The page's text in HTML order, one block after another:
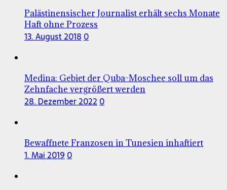
Palästinensischer Journalist erhält sechs Monate
Haft ohne Prozess
13. August 2018 0
Medina: Gebiet der Quba-Moschee soll um das
Zehnfache vergrößert werden
28. Dezember 2022 0
Bewaffnete Franzosen in Tunesien inhaftiert
1. Mai 2019 0